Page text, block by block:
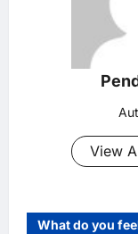
View
What do you